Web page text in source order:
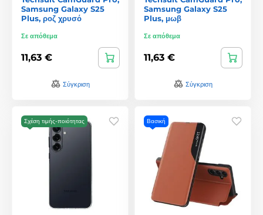
Samsung Galaxy S25
Plus, ροζ χρυσό
Σε απόθεμα
11,63 €
Σύγκριση
Samsung Galaxy S25
Plus, μωβ
Σε απόθεμα
11,63 €
Σύγκριση
Σχέση τιμής-ποιότητας Βασική